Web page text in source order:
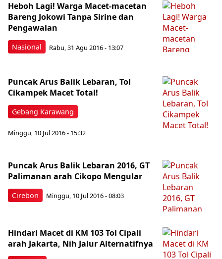
Nasional
Heboh Lagi! Warga Macet-macetan
Bareng Jokowi Tanpa Sirine dan
Pengawalan
Rabu, 31 Agu 2016 - 13:07
Gebang Karawang
Puncak Arus Balik Lebaran, Tol
Cikampek Macet Total!
Minggu, 10 Jul 2016 - 15:32
Cirebon
Puncak Arus Balik Lebaran 2016, GT
Palimanan arah Cikopo Mengular
Minggu, 10 Jul 2016 - 08:03
Hindari Macet di KM 103 Tol Cipali
arah Jakarta, Nih Jalur Alternatifnya